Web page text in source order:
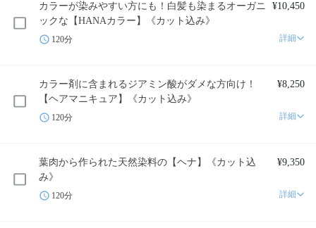
カラーが染みやすい方にも！白髪も染まるオーガニ
ックな【HANAカラー】《カット込み》
¥10,450
120分 詳細
カラー剤に含まれるジアミン酸がダメな方向け！
【ヘアマニキュア】《カット込み》
¥8,250
120分 詳細
葉肉から作られた天然染料の【ヘナ】《カット込
み》
¥9,350
120分 詳細